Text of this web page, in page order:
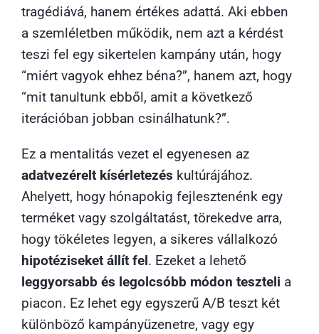
tragédiává, hanem értékes adattá. Aki ebben
a szemléletben működik, nem azt a kérdést
teszi fel egy sikertelen kampány után, hogy
“miért vagyok ehhez béna?”, hanem azt, hogy
“mit tanultunk ebből, amit a következő
iterációban jobban csinálhatunk?”.
Ez a mentalitás vezet el egyenesen az
adatvezérelt kísérletezés kultúrájához.
Ahelyett, hogy hónapokig fejlesztenénk egy
terméket vagy szolgáltatást, törekedve arra,
hogy tökéletes legyen, a sikeres vállalkozó
hipotéziseket állít fel. Ezeket a lehető
leggyorsabb és legolcsóbb módon teszteli a
piacon. Ez lehet egy egyszerű A/B teszt két
különböző kampányüzenetre, vagy egy